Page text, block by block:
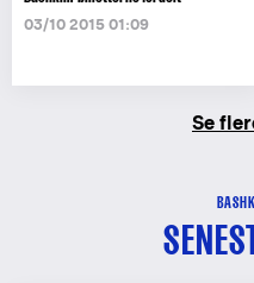
03/10 2015 01:09
Se